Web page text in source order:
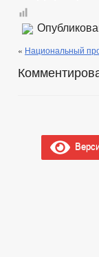
« Национальный